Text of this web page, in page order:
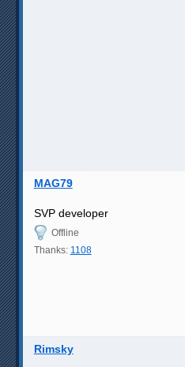
MAG79
SVP developer
Offline
Thanks: 1108
Rimsky